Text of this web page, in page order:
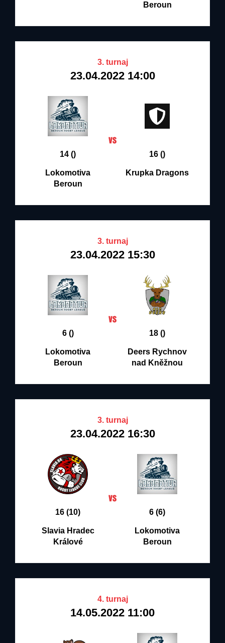
Beroun
3. turnaj
23.04.2022 14:00
14 ()
Lokomotiva
Beroun
16 ()
Krupka Dragons
3. turnaj
23.04.2022 15:30
6 ()
Lokomotiva
Beroun
18 ()
Deers Rychnov
nad Kněžnou
3. turnaj
23.04.2022 16:30
16 (10)
Slavia Hradec
Králové
6 (6)
Lokomotiva
Beroun
4. turnaj
14.05.2022 11:00